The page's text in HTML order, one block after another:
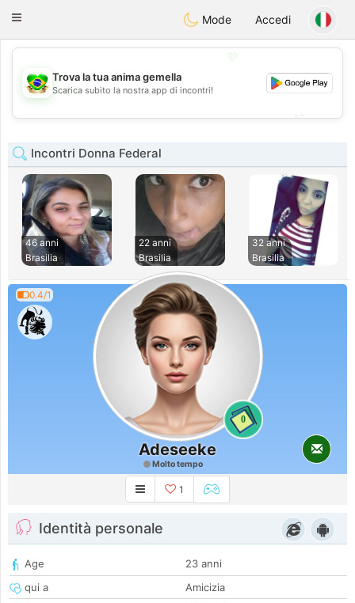
Conversar
Toggle
Mode Accedi
💖
Trova la tua anima gemella
Scarica subito la nostra app di incontri!
Incontri Donna Federal
46 anni
Brasilia
22 anni
Brasilia
32 anni
Brasilia
0.4/1
0
Adeseeke
Molto tempo
1
Identità personale
Age
23 anni
qui a
Amicizia